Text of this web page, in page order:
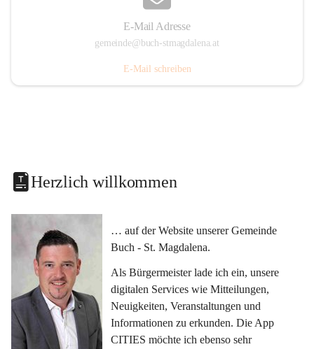
E-Mail Adresse
gemeinde@buch-stmagdalena.at
E-Mail schreiben
Herzlich willkommen
… auf der Website unserer Gemeinde
Buch - St. Magdalena.
Als Bürgermeister lade ich ein, unsere
digitalen Services wie Mitteilungen,
Neuigkeiten, Veranstaltungen und
Informationen zu erkunden. Die App
CITIES möchte ich ebenso sehr